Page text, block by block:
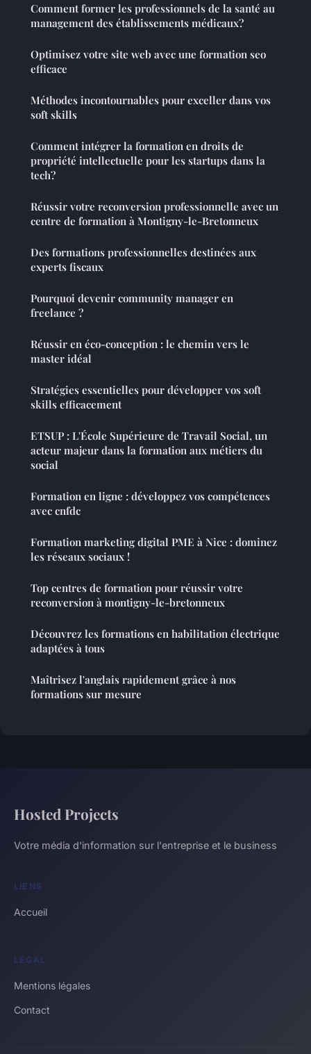
Comment former les professionnels de la santé au
management des établissements médicaux?
Optimisez votre site web avec une formation seo
efficace
Méthodes incontournables pour exceller dans vos
soft skills
Comment intégrer la formation en droits de
propriété intellectuelle pour les startups dans la
tech?
Réussir votre reconversion professionnelle avec un
centre de formation à Montigny-le-Bretonneux
Des formations professionnelles destinées aux
experts fiscaux
Pourquoi devenir community manager en
freelance ?
Réussir en éco-conception : le chemin vers le
master idéal
Stratégies essentielles pour développer vos soft
skills efficacement
ETSUP : L'École Supérieure de Travail Social, un
acteur majeur dans la formation aux métiers du
social
Formation en ligne : développez vos compétences
avec cnfdc
Formation marketing digital PME à Nice : dominez
les réseaux sociaux !
Top centres de formation pour réussir votre
reconversion à montigny-le-bretonneux
Découvrez les formations en habilitation électrique
adaptées à tous
Maîtrisez l'anglais rapidement grâce à nos
formations sur mesure
Hosted Projects
Votre média d'information sur l'entreprise et le business
LIENS
Accueil
LÉGAL
Mentions légales
Contact